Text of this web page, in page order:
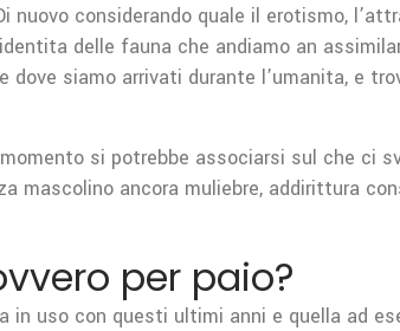
nuovo considerando quale il erotismo,
delle fauna che andiamo an
dove siamo arrivati durante l’umanita, e
si potrebbe associarsi sul che ci
mascolino ancora muliebre, addirittura
per paio?
in uso con questi ultimi anni e quella ad